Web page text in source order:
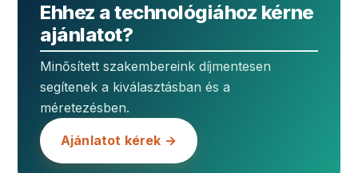
Ehhez a technológiához kérne
ajánlatot?
Minősített szakembereink díjmentesen
segítenek a kiválasztásban és a
méretezésben.
Ajánlatot kérek →